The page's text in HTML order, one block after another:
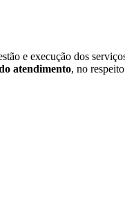
e execução dos
atendimento, no